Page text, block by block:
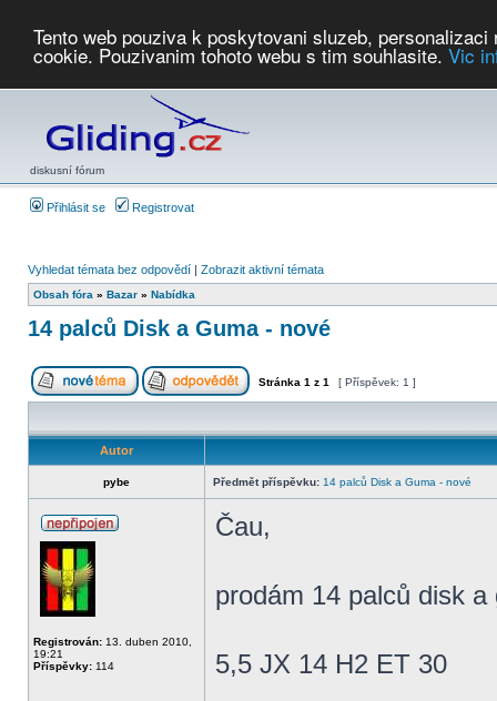
Tento web pouziva k poskytovani sluzeb,
cookie. Pouzivanim tohoto webu s tim souhlasite. Vic
diskusní fórum
Přihlásit se Registrovat
Vyhledat témata bez odpovědí | Zobrazit aktivní témata
Obsah fóra » Bazar » Nabídka
14 palců Disk a Guma - nové
Stránka 1 z 1 [ Příspěvek: 1 ]
Autor
pybe Předmět příspěvku: 14 palců Disk a Guma - nové
Registrován: 13. duben 2010,
19:21
Příspěvky: 114
Čau,
prodám 14 palců disk
5,5 JX 14 H2 ET 30